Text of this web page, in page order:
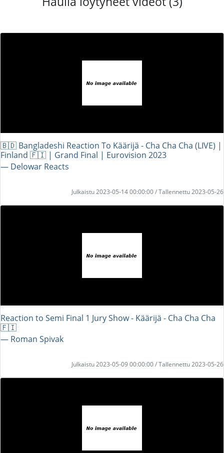
🇧🇩 Bangladeshi Reaction To Käärijä - Cha Cha Cha (LIVE) |
Finland 🇫🇮 | Grand Final | Eurovision 2023
― Delowar Reacts
Julkaistu 2023-05-14 00:00:00 / Tallennettu 2023-05-26
Reaction to Semi Final 1 Jury Show - Käärijä - Cha Cha Cha
🇫🇮
― Roman Spivak
Julkaistu 2023-05-09 00:00:00 / Tallennettu 2023-05-26